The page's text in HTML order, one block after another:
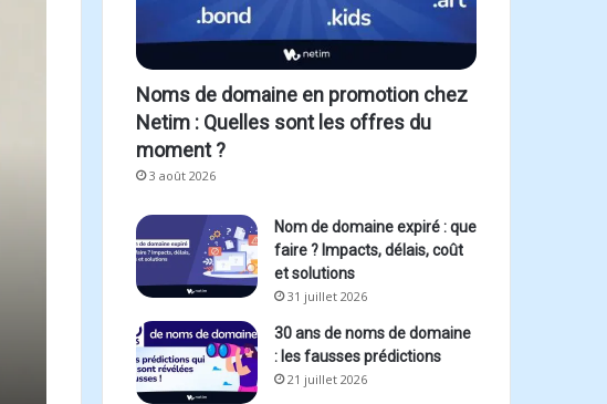
Noms de domaine en promotion chez
Netim : Quelles sont les offres du
moment ?
3 août 2026
Nom de domaine expiré : que
faire ? Impacts, délais, coût
et solutions
31 juillet 2026
30 ans de noms de domaine
: les fausses prédictions
21 juillet 2026